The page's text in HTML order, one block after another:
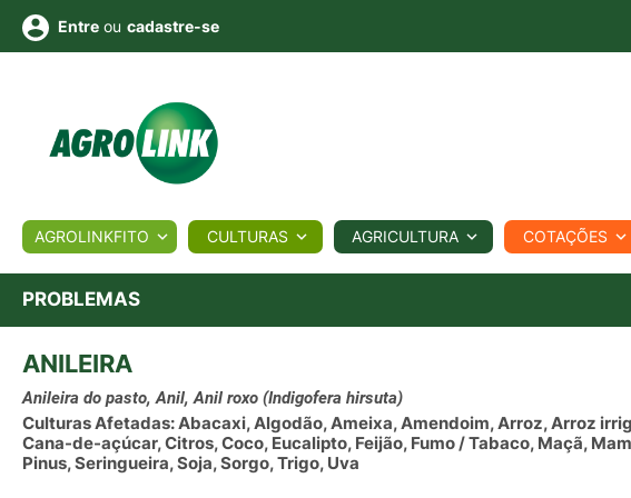
BIOLÓGICOS COTAÇÕES NOTÍCIAS AGROTEMPO REGIONAL
Conversor
Vídeos
Entre ou cadastre-se
AGROLINKFITO CULTURAS AGRICULTURA COTAÇÕES
PROBLEMAS
ANILEIRA
Anileira do pasto, Anil, Anil roxo (Indigofera hirsuta)
Culturas Afetadas: Abacaxi, Algodão, Ameixa, Amendoim, Arroz, Arroz
Cana-de-açúcar, Citros, Coco, Eucalipto, Feijão, Fumo / Tabaco, Maçã,
Pinus, Seringueira, Soja, Sorgo, Trigo, Uva